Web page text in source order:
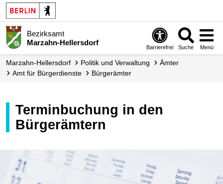
Bezirksamt
Marzahn-Hellersdorf
Barrierefrei Suche Menü
Marzahn-Hellersdorf Politik und Verwaltung
Ämter
Amt für Bürgerdienste
Bürgerämter
Terminbuchung in den
Bürgerämtern